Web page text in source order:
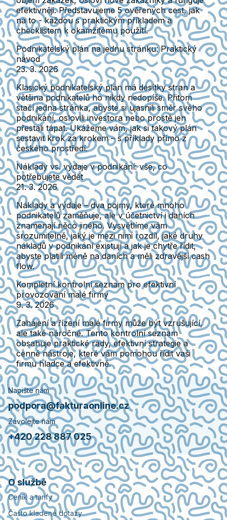
efektivněji. Představujeme 5 ověřených cest, jak
na to - každou s praktickým příkladem a
checklistem k okamžitému použití.
Podnikatelský plán na jednu stránku: Praktický
návod
23. 3. 2026
Klasický podnikatelský plán má desítky stran a
většina podnikatelů ho nikdy nedopíše. Přitom
stačí jedna stránka, abyste si ujasnili směr svého
podnikání, oslovili investora nebo prostě jen
přestali tápat. Ukážeme vám, jak si takový plán
sestavit krok za krokem – s příklady přímo z
českého prostředí.
Náklady vs. výdaje v podnikání: vše, co
potřebujete vědět
21. 3. 2026
Náklady a výdaje – dva pojmy, které mnoho
podnikatelů zaměňuje, ale v účetnictví i daních
znamenají něco jiného. Vysvětlíme vám
srozumitelně, jaký je mezi nimi rozdíl, jaké druhy
nákladů v podnikání existují a jak je chytře řídit,
abyste platili méně na daních a měli zdravější cash
flow.
Kompletní kontrolní seznam pro efektivní
provozování malé firmy
9. 3. 2026
Zahájení a řízení malé firmy může být vzrušující,
ale také náročné. Tento kontrolní seznam
obsahuje praktické rady, efektivní strategie a
cenné nástroje, které vám pomohou řídit vaši
firmu hladce a efektivně.
Napište nám
podpora@fakturaonline.cz
Zavolejte nám
+420 228 887 025
O službě
Ceník a tarify
Často kladené dotazy